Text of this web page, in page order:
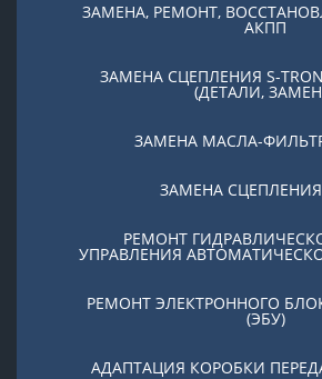
ЗАМЕНА, РЕМОНТ,
АКПП
ЗАМЕНА СЦЕПЛЕНИЯ S-
(ДЕТАЛИ,
ЗАМЕНА МАСЛА-
ЗАМЕНА СЦЕПЛЕНИЯ
РЕМОНТ
УПРАВЛЕНИЯ
РЕМОНТ ЭЛЕКТРОННОГО
(ЭБУ)
АДАПТАЦИЯ КОРОБКИ